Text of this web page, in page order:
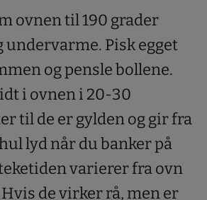
ovnen til 190 grader
undervarme. Pisk egget
og pensle bollene.
i ovnen i 20-30
til de er gylden og gir fra
lyd når du banker på
varierer fra ovn
de virker rå, men er